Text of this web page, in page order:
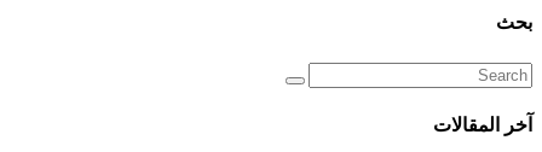
بحث
آخر المقالات